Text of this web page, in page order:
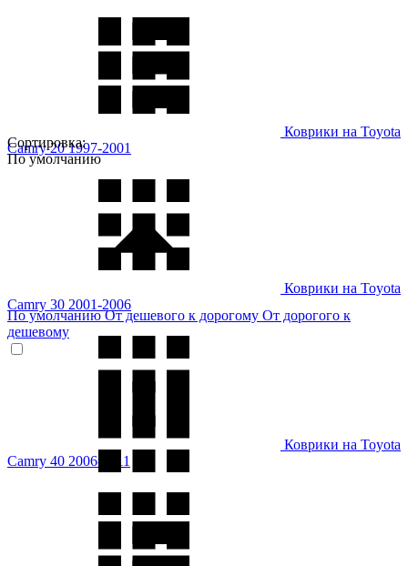
Коврики на Toyota
Camry 20 1997-2001
Коврики на Toyota
Camry 30 2001-2006
Коврики на Toyota
Camry 40 2006-2011
Сортировка:
По умолчанию
По умолчаниюОт дешевого к дорогому От дорогого к
дешевому